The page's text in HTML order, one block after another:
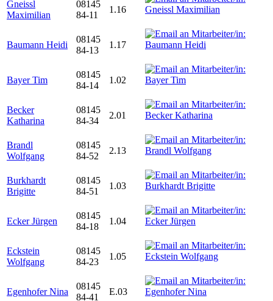
Gneissl
Maximilian
08145
84-11
1.16
Baumann Heidi
08145
84-13
1.17
Bayer Tim
08145
84-14
1.02
Becker
Katharina
08145
84-34
2.01
Brandl
Wolfgang
08145
84-52
2.13
Burkhardt
Brigitte
08145
84-51
1.03
Ecker Jürgen
08145
84-18
1.04
Eckstein
Wolfgang
08145
84-23
1.05
Egenhofer Nina
08145
84-41
E.03